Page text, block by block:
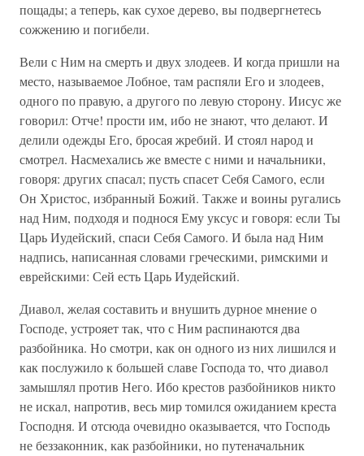
пощады; а теперь, как сухое дерево, вы подвергнетесь
сожжению и погибели.
Вели с Ним на смерть и двух злодеев. И когда пришли на
место, называемое Лобное, там распяли Его и злодеев,
одного по правую, а другого по левую сторону. Иисус же
говорил: Отче! прости им, ибо не знают, что делают. И
делили одежды Его, бросая жребий. И стоял народ и
смотрел. Насмехались же вместе с ними и начальники,
говоря: других спасал; пусть спасет Себя Самого, если
Он Христос, избранный Божий. Также и воины ругались
над Ним, подходя и поднося Ему уксус и говоря: если Ты
Царь Иудейский, спаси Себя Самого. И была над Ним
надпись, написанная словами греческими, римскими и
еврейскими: Сей есть Царь Иудейский.
Диавол, желая составить и внушить дурное мнение о
Господе, устрояет так, что с Ним распинаются два
разбойника. Но смотри, как он одного из них лишился и
как послужило к большей славе Господа то, что диавол
замышлял против Него. Ибо крестов разбойников никто
не искал, напротив, весь мир томился ожиданием креста
Господня. И отсюда очевидно оказывается, что Господь
не беззаконник, как разбойники, но путеначальник